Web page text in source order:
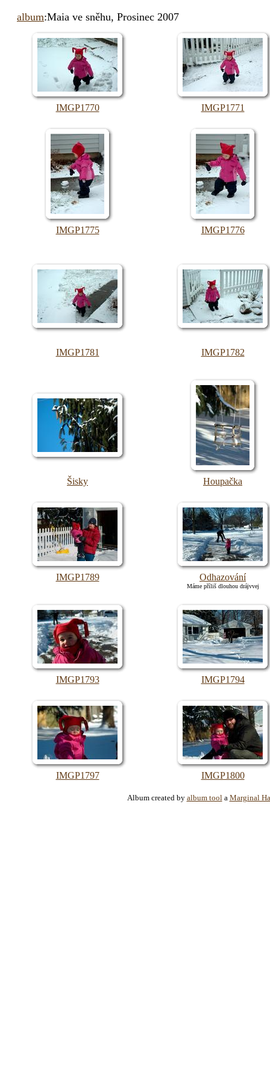
album:Maia ve sněhu, Prosinec 2007
IMGP1770 IMGP1771
IMGP1775 IMGP1776
IMGP1781 IMGP1782
Šisky Houpačka
IMGP1789 Odhazování
Máme příliš dlouhou drájvvej
IMGP1793 IMGP1794
IMGP1797 IMGP1800
Album created by album toola Marginal